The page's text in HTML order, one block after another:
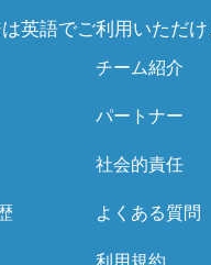
英語でご利用いただ
チーム紹介
パートナー
社会的責任
よくある質問